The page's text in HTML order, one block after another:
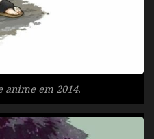
anime em 2014.